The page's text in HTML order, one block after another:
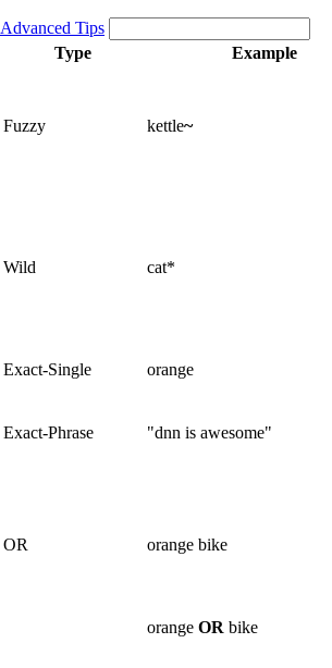
Advanced Tips
Type
Example
Fuzzy kettle~
Wild cat*
Exact-Single
orange
Exact-Phrase "dnn is awesome"
OR orange bike
orange OR bike